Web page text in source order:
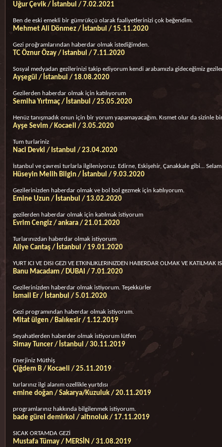
Uğur Çevik / İstanbul / 7.02.2021
Ben de eski emekli bir gümrükçü olarak faaliyetlerinizi çok beğendim.
Mehmet Ali Dönmez / İstanbul / 15.11.2020
Gezi proğramlarından haberdar olmak istediğimden.
TC Öznur Özay / istanbul / 7.11.2020
Sosyal medyadan gezilerinizi takip ediyorum kendi arabamızla gideceğimiz
Ayşegül / İstanbul / 18.08.2020
Gezilerden haberdar olmak için katılıyorum
Semiha Yırtmaç / İstanbul / 25.05.2020
Henüz tanışmadık onun için bir yorum yapamayacağım. Kısmet olur da sizinle
Ayşe Sevim / Kocaeli / 3.05.2020
Tum turlariniz
Naci Devki / Istanbul / 23.04.2020
İstanbul ve çəvresi turlarla ilgileniyoruz. Edirne, Eskişehir, Çanakkale gibi...
Hüseyin Melih Bilgin / İstanbul / 9.03.2020
Gezilerinizden haberdar olmak ve bol bol gezmek için katılıyorum.
Emine Uzun / İstanbul / 13.02.2020
gezilerden haberdar olmak için katılmak istiyorum
Evrim Cengiz / ankara / 21.01.2020
Turlarınızdan haberdar olmak istiyorum
Aliye Cantaş / İstanbul / 19.01.2020
YURT ICI VE DISI GEZI VE ETKINLIKLERINIZDEN HABERDAR OLMAK VE KATILMAK
Banu Macadam / DUBAI / 7.01.2020
Gezilerinizden haberdar olmak istiyorum. Teşekkürler
İsmail Er / İstanbul / 5.01.2020
Gezi programından haberdar olmak istiyorum.
Mitat ülgen / Balıkesir / 1.12.2019
Seyahatlerden haberder olmak istiyorum lütfen
Simay Tuncer / İstanbul / 30.11.2019
Enerjiniz Müthiş
Çiğdem B / Kocaeli / 25.11.2019
turlarınız ilgi alanım ozellikle yurtdısı
emine doğan / Sakarya/Kuzuluk / 20.11.2019
programlarınız hakkında bilgilenmek istiyorum.
bade gürel demirkol / altınoluk / 17.11.2019
SICAK ORTAMDA GEZİ
Mustafa Tümay / MERSİN / 31.08.2019